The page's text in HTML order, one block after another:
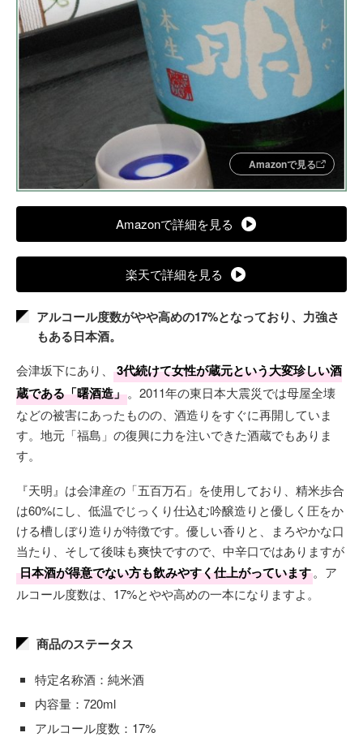
Amazonで見る
Amazonで詳細を見る
楽天で詳細を見る
アルコール度数がやや高めの17%となっており、力強さ
もある日本酒。
会津坂下にあり、
3代続けて女性が蔵元という大変珍しい酒
蔵である「曙酒造」。2011年の東日本大震災では母屋全壊
などの被害にあったものの、酒造りをすぐに再開していま
す。地元「福島」の復興に力を注いできた酒蔵でもありま
す。
『天明』は会津産の「五百万石」を使用しており、精米歩合
は60%にし、低温でじっくり仕込む吟醸造りと優しく圧をか
ける槽しぼり造りが特徴です。優しい香りと、まろやかな口
当たり、そして後味も爽快ですので、中辛口ではありますが
日本酒が得意でない方も飲みやすく仕上がっています。ア
ルコール度数は、17%とやや高めの一本になりますよ。
商品のステータス
特定名称酒：純米酒
内容量：720ml
アルコール度数：17%